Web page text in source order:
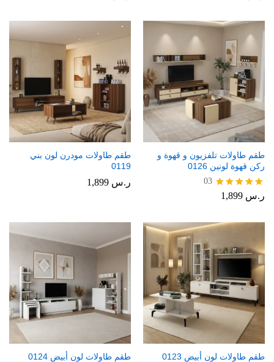
طقم طاولات تلفزيون و قهوة و
ركن قهوة لونين 0126
تم التقييم
03
ر.س
طقم طاولات مودرن لون بني
0119
ر.س
طقم طاولات لون أبيض 0123 طقم طاولات لون أبيض 0124